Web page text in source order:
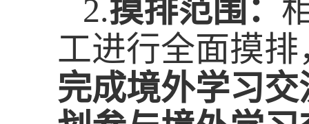
2.摸排范围：
工进行全面摸排
完成境外学习交